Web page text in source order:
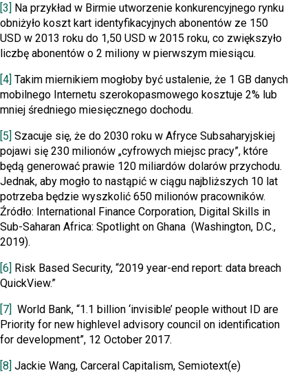
[3] Na przykład w Birmie utworzenie konkurencyjnego rynku
obniżyło koszt kart identyfikacyjnych abonentów ze 150
USD w 2013 roku do 1,50 USD w 2015 roku, co zwiększyło
liczbę abonentów o 2 miliony w pierwszym miesiącu.
[4] Takim miernikiem mogłoby być ustalenie, że 1 GB danych
mobilnego Internetu szerokopasmowego kosztuje 2% lub
mniej średniego miesięcznego dochodu.
[5] Szacuje się, że do 2030 roku w Afryce Subsaharyjskiej
pojawi się 230 milionów „cyfrowych miejsc pracy”, które
będą generować prawie 120 miliardów dolarów przychodu.
Jednak, aby mogło to nastąpić w ciągu najbliższych 10 lat
potrzeba będzie wyszkolić 650 milionów pracowników.
Źródło: International Finance Corporation, Digital Skills in
Sub-Saharan Africa: Spotlight on Ghana (Washington, D.C.,
2019).
[6] Risk Based Security, “2019 year-end report: data breach
QuickView.”
[7] World Bank, “1.1 billion ‘invisible’ people without ID are
Priority for new highlevel advisory council on identification
for development”, 12 October 2017.
[8] Jackie Wang, Carceral Capitalism, Semiotext(e)